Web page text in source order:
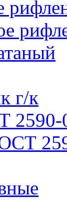
г/к
2590-